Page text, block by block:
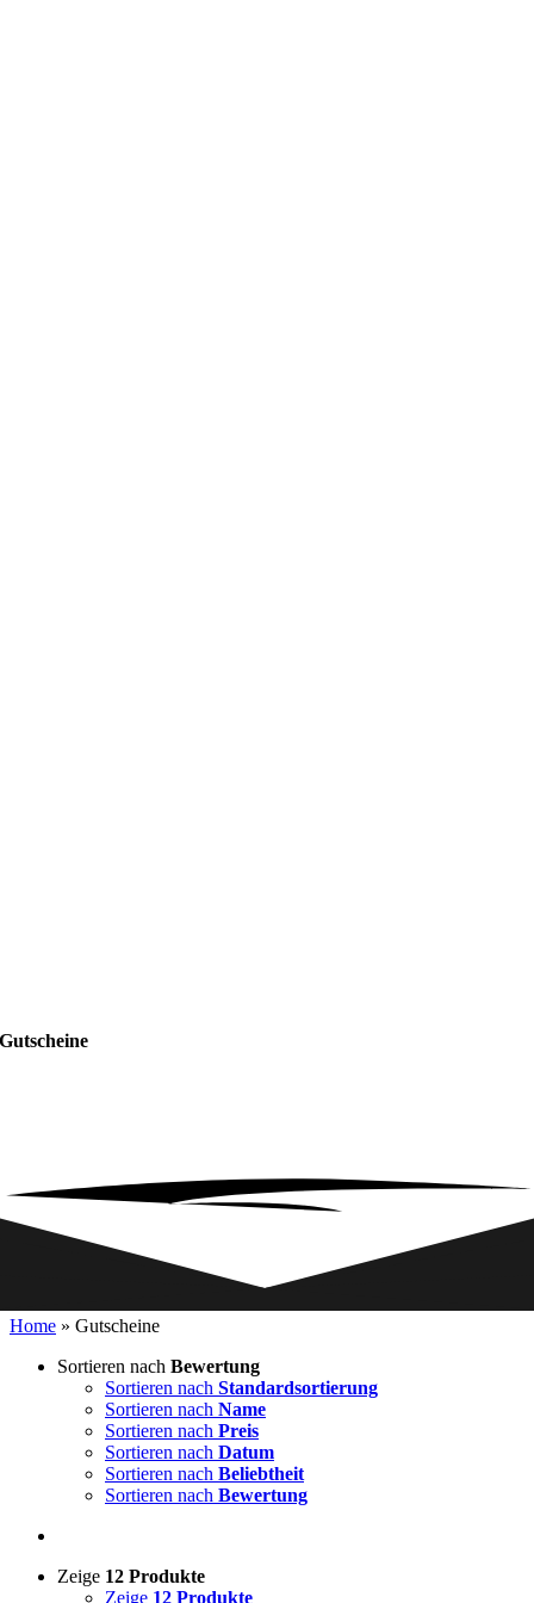
Gutscheine
Home » Gutscheine
Sortieren nach Bewertung
Sortieren nach Standardsortierung
Sortieren nach Name
Sortieren nach Preis
Sortieren nach Datum
Sortieren nach Beliebtheit
Sortieren nach Bewertung
Zeige 12 Produkte
Zeige 12 Produkte